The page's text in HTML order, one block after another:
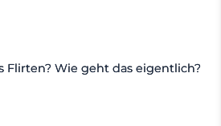
Flirten? Wie geht das eigentlich?